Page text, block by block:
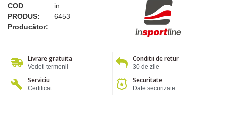
COD
PRODUS:
in
6453
Producător:
Livrare gratuita
Vedeti termenii
Conditii de retur
30 de zile
Serviciu
Certificat
Securitate
Date securizate